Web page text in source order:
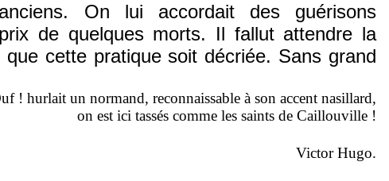
On lui accordait des guérisons
de quelques morts. Il fallut attendre la
que cette pratique soit décriée. Sans grand
! hurlait un normand, reconnaissable à son accent nasillard,
on est ici tassés comme les saints de Caillouville !
Victor Hugo.